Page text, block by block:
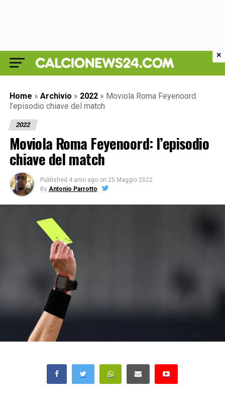
Home » Archivio » 2022 » Moviola Roma Feyenoord:
l’episodio chiave del match
2022
Moviola Roma Feyenoord: l’episodio
chiave del match
Published 4 anni ago on 25 Maggio 2022
By Antonio Parrotto
×